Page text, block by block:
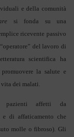
e della comunità
si fonda su una
ricevente passivo
del lavoro di
scientifica ha
la salute e
dei malati.
affetti da
di affaticamento che
molle o fibroso). Gli